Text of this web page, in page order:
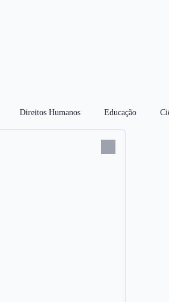
Direitos Humanos Educação